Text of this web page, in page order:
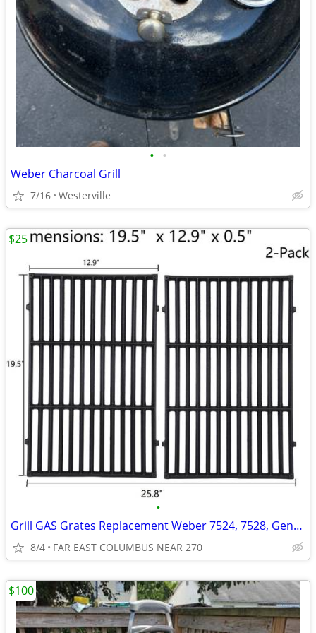
• •
Weber Charcoal Grill
7/16 Westerville
•
Grill GAS Grates Replacement Weber 7524, 7528, Genesis 300 E310 BBQ
8/4 FAR EAST COLUMBUS NEAR 270
$25
$100